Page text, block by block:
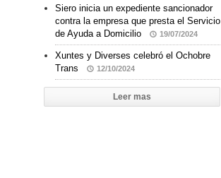
Siero inicia un expediente sancionador
contra la empresa que presta el Servicio
de Ayuda a Domicilio
19/07/2024
Xuntes y Diverses celebró el Ochobre
Trans
12/10/2024
Leer mas